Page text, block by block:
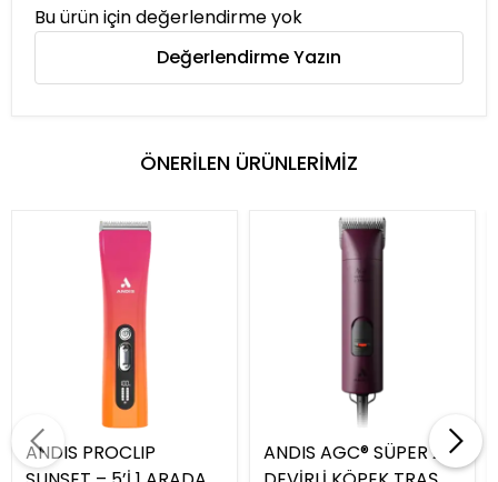
Bu ürün için değerlendirme yok
Değerlendirme Yazın
ÖNERİLEN ÜRÜNLERİMİZ
ANDIS PROCLIP
ANDIS AGC® SÜPER 2-